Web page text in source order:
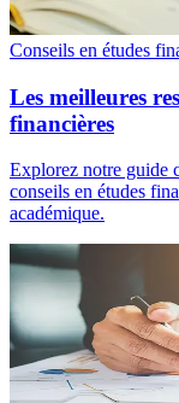
Conseils en études
Les meilleures
financières
Explorez notre guide
conseils en études
académique.